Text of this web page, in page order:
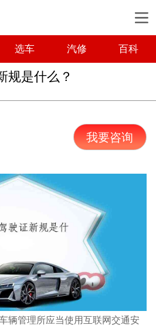
选车 汽修 百科
规是什么？
我要咨询
辆管理所应当使用互联网交通安